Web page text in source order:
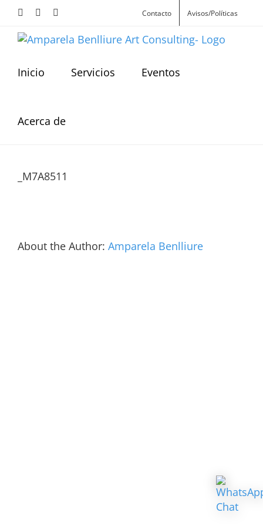
Skip
content
FacebookInstagram Contacto Avisos/Políticas
Inicio Servicios Eventos
Acerca de
_M7A8511
About the Author: Amparela Benlliure